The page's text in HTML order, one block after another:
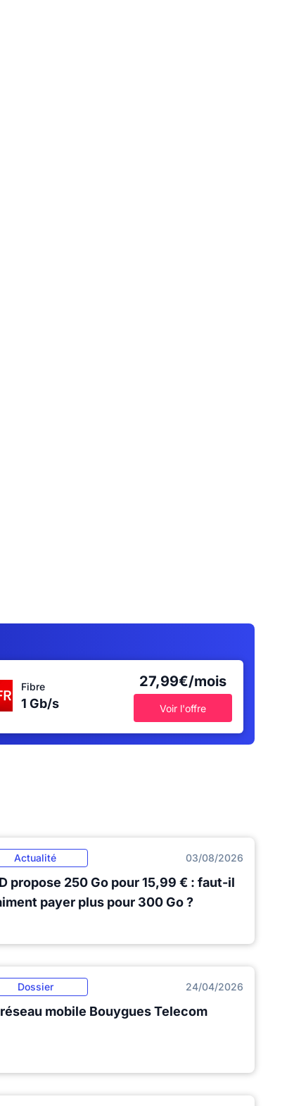
Fibre
1 Gb/s
27,99€/mois
Voir l'offre
Actualité 03/08/2026
propose 250 Go pour 15,99 € : faut-il
payer plus pour 300 Go ?
Dossier 24/04/2026
mobile Bouygues Telecom